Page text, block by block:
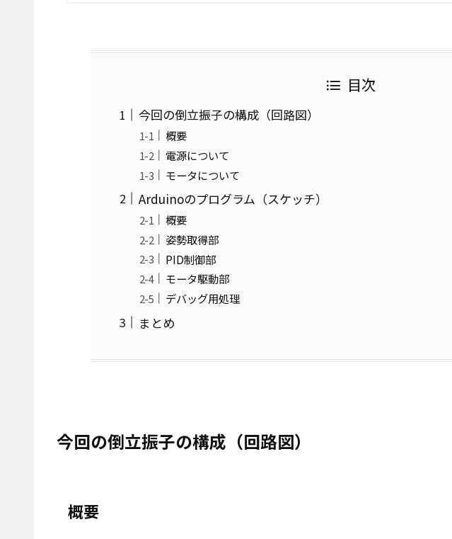
目次
今回の倒立振子の構成（回路図）
概要
電源について
モータについて
Arduinoのプログラム（スケッチ）
概要
姿勢取得部
PID制御部
モータ駆動部
デバッグ用処理
まとめ
今回の倒立振子の構成（回路図）
概要